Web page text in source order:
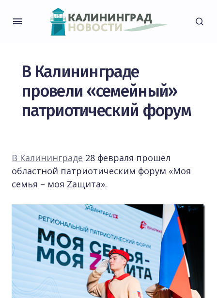
В Калининграде
провели «семейный»
патриотический форум
В Калининграде 28 февраля прошёл
областной патриотическим форум «Моя
семья – моя Zащита».